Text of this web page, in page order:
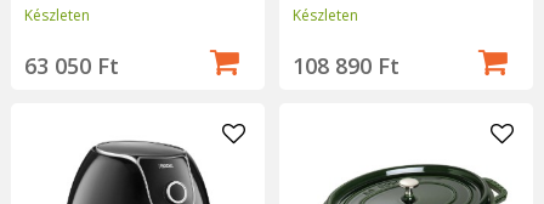
Készleten
63 050 Ft
Készleten
108 890 Ft